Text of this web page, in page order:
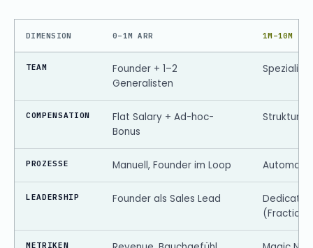
DIMENSION 0–1M ARR 1M–10M ARR
TEAM
Founder + 1–2
Generalisten
COMPENSATION
Flat Salary + Ad-hoc-
Bonus
PROZESSE Manuell, Founder im Loop
LEADERSHIP Founder als Sales Lead
METRIKEN